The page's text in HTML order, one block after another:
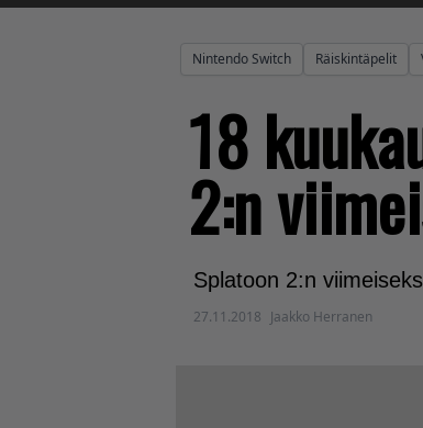
Nintendo Switch Räiskintäpelit
18
2:n
Splatoon 2:n
27.11.2018 Jaakko Herranen